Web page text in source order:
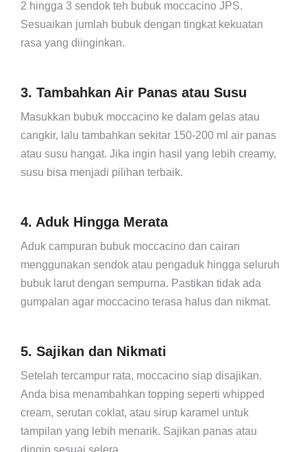
2 hingga 3 sendok teh bubuk moccacino JPS.
Sesuaikan jumlah bubuk dengan tingkat kekuatan
rasa yang diinginkan.
3. Tambahkan Air Panas atau Susu
Masukkan bubuk moccacino ke dalam gelas atau
cangkir, lalu tambahkan sekitar 150-200 ml air panas
atau susu hangat. Jika ingin hasil yang lebih creamy,
susu bisa menjadi pilihan terbaik.
4. Aduk Hingga Merata
Aduk campuran bubuk moccacino dan cairan
menggunakan sendok atau pengaduk hingga seluruh
bubuk larut dengan sempurna. Pastikan tidak ada
gumpalan agar moccacino terasa halus dan nikmat.
5. Sajikan dan Nikmati
Setelah tercampur rata, moccacino siap disajikan.
Anda bisa menambahkan topping seperti whipped
cream, serutan coklat, atau sirup karamel untuk
tampilan yang lebih menarik. Sajikan panas atau